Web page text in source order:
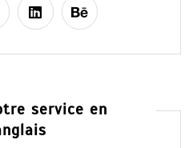
service en